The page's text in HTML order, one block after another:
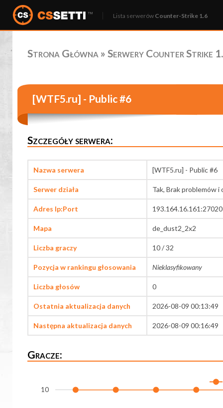
Lista serwerów Counter-Strike 1.6
Strona Główna » Serwery Counter Strike
[WTF5.ru] - Public #6
Szczegóły serwera:
Nazwa serwera [WTF5.ru] - Public #6
Serwer działa Tak, Brak problemów i
Adres Ip:Port 193.164.16.161:27020
Mapa de_dust2_2x2
Liczba graczy 10 / 32
Pozycja w rankingu głosowania Nieklasyfikowany
Liczba głosów 0
Ostatnia aktualizacja danych 2026-08-09 00:13:49
Następna aktualizacja danych 2026-08-09 00:16:49
Gracze:
10